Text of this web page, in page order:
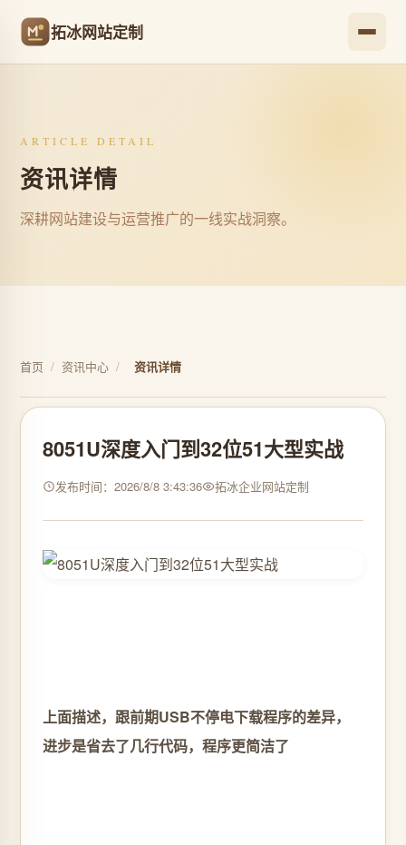
拓冰网站定制
ARTICLE DETAIL
资讯详情
深耕网站建设与运营推广的一线实战洞察。
首页 / 资讯中心 / 资讯详情
8051U深度入门到32位51大型实战
发布时间：2026/8/8 3:43:36 拓冰企业网站定制
上面描述，跟前期USB不停电下载程序的差异，
进步是省去了几行代码，程序更简洁了